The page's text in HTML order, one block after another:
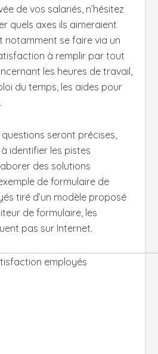
de vos salariés, n’hésitez
quels axes ils aimeraient
notamment se faire via un
à remplir par tout
les heures de travail,
du temps, les aides pour
seront précises,
identifier les pistes
des solutions
de formulaire de
tiré d’un modèle proposé
de formulaire, les
pas sur Internet.